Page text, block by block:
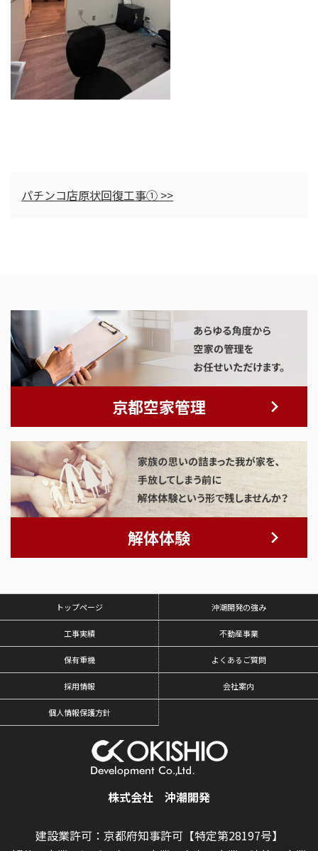
パチンコ店原状回復工事① >>
京都空家管理
解体体験
トップページ 沖潮開発の強み
工事実績 不動産事業
保有重機 よくあるご質問
採用情報 会社案内
個人情報保護方針
株式会社 沖潮開発
建設業許可：京都府知事許可【特定第28197号】